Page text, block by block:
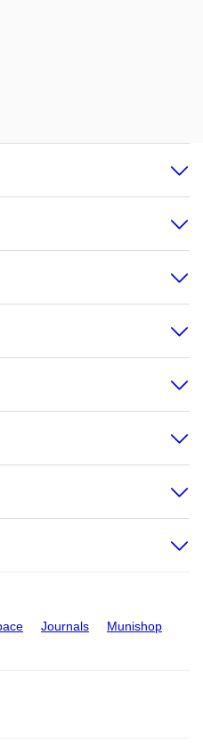
Journals Munishop